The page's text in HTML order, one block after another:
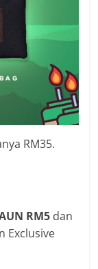
RM35.
RM5 dan
Exclusive